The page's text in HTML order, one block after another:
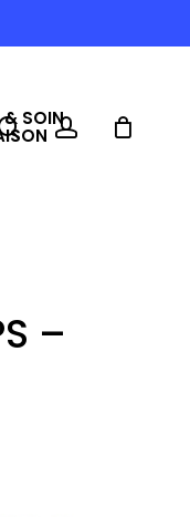
& SOIN
searchaccount
–